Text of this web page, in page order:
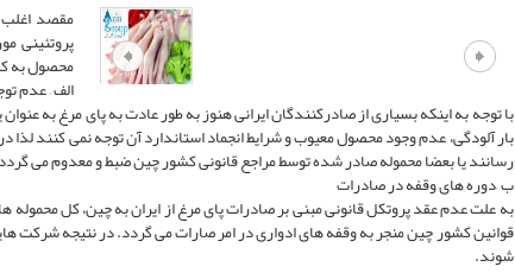
مقصد اغلب
پروتئینی
محصول به
الف – عدم
با توجه به اینکه بسیاری از صادرکنندگان ایرانی هنوز به طور عادت به پای مرغ به
بار آلودگی، عدم وجود محصول معیوب و شرایط انجماد استاندارد آن توجه نمی کنند
رسانند یا بعضا محموله صادر شده توسط مراجع قانونی کشور چین ضبط و معدوم می
ب –دوره های وقفه در صادرات
به علت عدم عقد پروتکل قانونی مبنی بر صادرات پای مرغ از ایران به چین، کل
قوانین کشور چین منجر به وقفه های ادواری در امر صارات می گردد. در نتیجه شرکت
شوند.